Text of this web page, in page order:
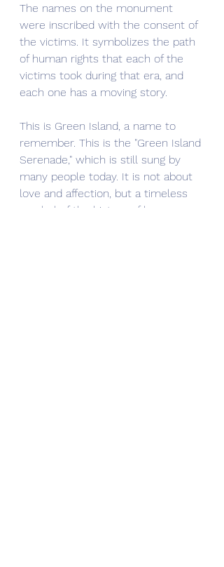
The names on the monument
were inscribed with the consent of
the victims. It symbolizes the path
of human rights that each of the
victims took during that era, and
each one has a moving story.
This is Green Island, a name to
remember. This is the "Green Island
Serenade," which is still sung by
many people today. It is not about
love and affection, but a timeless
symbol of the history of human